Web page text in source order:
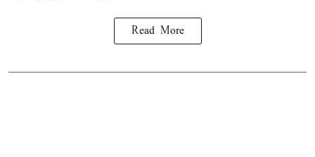
Read More